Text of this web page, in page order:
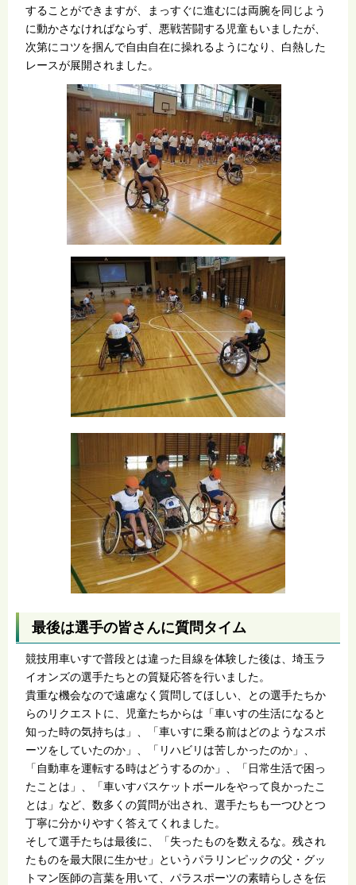
することができますが、まっすぐに進むには両腕を同じよう
に動かさなければならず、悪戦苦闘する児童もいましたが、
次第にコツを掴んで自由自在に操れるようになり、白熱した
レースが展開されました。
最後は選手の皆さんに質問タイム
競技用車いすで普段とは違った目線を体験した後は、埼玉ラ
イオンズの選手たちとの質疑応答を行いました。
貴重な機会なので遠慮なく質問してほしい、との選手たちか
らのリクエストに、児童たちからは「車いすの生活になると
知った時の気持ちは」、「車いすに乗る前はどのようなスポ
ーツをしていたのか」、「リハビリは苦しかったのか」、
「自動車を運転する時はどうするのか」、「日常生活で困っ
たことは」、「車いすバスケットボールをやって良かったこ
とは」など、数多くの質問が出され、選手たちも一つひとつ
丁寧に分かりやすく答えてくれました。
そして選手たちは最後に、「失ったものを数えるな。残され
たものを最大限に生かせ」というパラリンピックの父・グッ
トマン医師の言葉を用いて、パラスポーツの素晴らしさを伝